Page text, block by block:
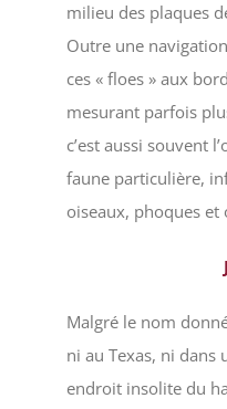
milieu des plaques
Outre une
ces « floes » aux
mesurant parfois
c’est aussi souvent
faune particulière,
oiseaux, phoques et
Malgré le nom
ni au Texas, ni dans
endroit insolite du